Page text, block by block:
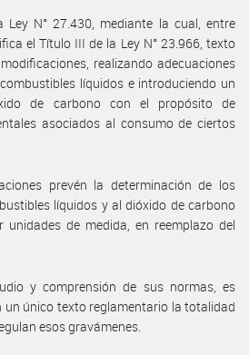
Ley N° 27.430, mediante la cual, entre
el Título III de la Ley N° 23.966, texto
realizando adecuaciones
líquidos e introduciendo un
de carbono con el propósito de
asociados al consumo de ciertos
prevén la determinación de los
líquidos y al dióxido de carbono
de medida, en reemplazo del
y comprensión de sus normas, es
un único texto reglamentario la totalidad
esos gravámenes.